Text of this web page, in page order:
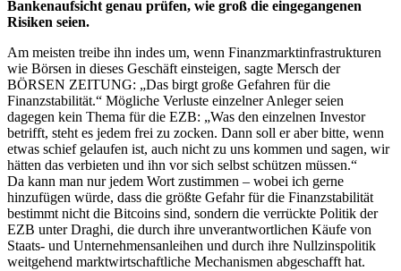
Bankenaufsicht genau prüfen, wie groß die eingegangenen
Risiken seien.
Am meisten treibe ihn indes um, wenn Finanzmarktinfrastrukturen
wie Börsen in dieses Geschäft einsteigen, sagte Mersch der
BÖRSEN ZEITUNG: „Das birgt große Gefahren für die
Finanzstabilität.“ Mögliche Verluste einzelner Anleger seien
dagegen kein Thema für die EZB: „Was den einzelnen Investor
betrifft, steht es jedem frei zu zocken. Dann soll er aber bitte, wenn
etwas schief gelaufen ist, auch nicht zu uns kommen und sagen, wir
hätten das verbieten und ihn vor sich selbst schützen müssen.“
Da kann man nur jedem Wort zustimmen – wobei ich gerne
hinzufügen würde, dass die größte Gefahr für die Finanzstabilität
bestimmt nicht die Bitcoins sind, sondern die verrückte Politik der
EZB unter Draghi, die durch ihre unverantwortlichen Käufe von
Staats- und Unternehmensanleihen und durch ihre Nullzinspolitik
weitgehend marktwirtschaftliche Mechanismen abgeschafft hat.